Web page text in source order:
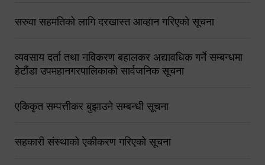
सरुवा सहमतिको लागि दरखास्त आव्हान गरिएको सूचना
व्यवसाय दर्ता तथा नविकरण बहालकर अद्यावधिक गर्ने सम्बन्धमा
हेटौंडा उपमहानगरपालिकाको सार्वजनिक सूचना
एकिकृत सम्पत्तीकर बुझाउने सम्बन्धी सूचना
सहकारी संस्थाको एकीकरण गरिएको सूचना